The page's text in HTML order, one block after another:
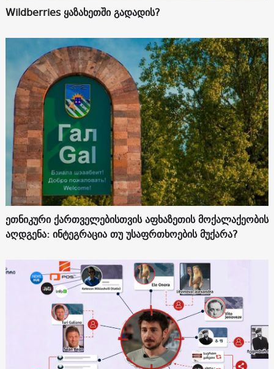
Wildberries ყაზახეთში გადადის?
ეთნიკური ქართველებისთვის აფხაზეთის მოქალაქეობის
აღდგენა: ინტეგრაცია თუ უსაფრთხოების მუქარა?